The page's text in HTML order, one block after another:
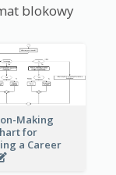
blokowy
Making
for
a Career